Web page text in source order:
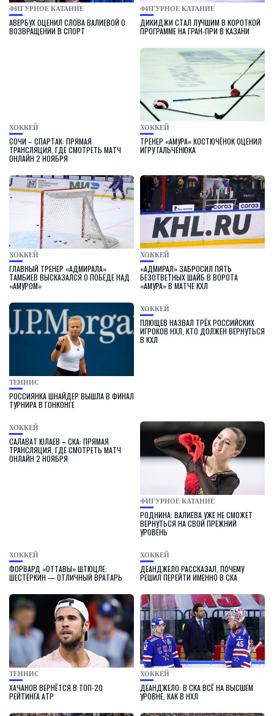
ФИГУРНОЕ КАТАНИЕ
АВЕРБУХ ОЦЕНИЛ СЛОВА ВАЛИЕВОЙ О
ВОЗВРАЩЕНИИ В СПОРТ
ФИГУРНОЕ КАТАНИЕ
ДИКИДЖИ СТАЛ ЛУЧШИМ В КОРОТКОЙ
ПРОГРАММЕ НА ГРАН-ПРИ В КАЗАНИ
ХОККЕЙ
СОЧИ – СПАРТАК: ПРЯМАЯ
ТРАНСЛЯЦИЯ, ГДЕ СМОТРЕТЬ МАТЧ
ОНЛАЙН 2 НОЯБРЯ
ХОККЕЙ
ТРЕНЕР «АМУРА» КОСТЮЧЁНОК ОЦЕНИЛ
ИГРУ ГАЛЬЧЕНЮКА
ХОККЕЙ
ГЛАВНЫЙ ТРЕНЕР «АДМИРАЛА»
ТАМБИЕВ ВЫСКАЗАЛСЯ О ПОБЕДЕ НАД
«АМУРОМ»
ХОККЕЙ
«АДМИРАЛ» ЗАБРОСИЛ ПЯТЬ
БЕЗОТВЕТНЫХ ШАЙБ В ВОРОТА
«АМУРА» В МАТЧЕ КХЛ
ТЕННИС
РОССИЯНКА ШНАЙДЕР ВЫШЛА В ФИНАЛ
ТУРНИРА В ГОНКОНГЕ
ХОККЕЙ
ПЛЮЩЕВ НАЗВАЛ ТРЁХ РОССИЙСКИХ
ИГРОКОВ НХЛ, КТО ДОЛЖЕН ВЕРНУТЬСЯ
В КХЛ
ХОККЕЙ
САЛАВАТ ЮЛАЕВ – СКА: ПРЯМАЯ
ТРАНСЛЯЦИЯ, ГДЕ СМОТРЕТЬ МАТЧ
ОНЛАЙН 2 НОЯБРЯ
ФИГУРНОЕ КАТАНИЕ
РОДНИНА: ВАЛИЕВА УЖЕ НЕ СМОЖЕТ
ВЕРНУТЬСЯ НА СВОЙ ПРЕЖНИЙ
УРОВЕНЬ
ХОККЕЙ
ФОРВАРД «ОТТАВЫ» ШТЮЦЛЕ:
ШЕСТЁРКИН — ОТЛИЧНЫЙ ВРАТАРЬ
ХОККЕЙ
ДЕАНДЖЕЛО РАССКАЗАЛ, ПОЧЕМУ
РЕШИЛ ПЕРЕЙТИ ИМЕННО В СКА
ТЕННИС
ХАЧАНОВ ВЕРНЁТСЯ В ТОП-20
РЕЙТИНГА ATP
ХОККЕЙ
ДЕАНДЖЕЛО: В СКА ВСЁ НА ВЫСШЕМ
УРОВНЕ, КАК В НХЛ